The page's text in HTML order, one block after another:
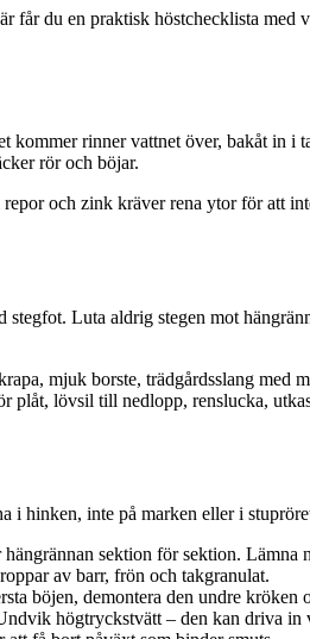
får du en praktisk höstchecklista
rinner vattnet över, bakåt in
rör och böjar.
och zink kräver rena ytor för att
Luta aldrig stegen mot
mjuk borste, trädgårdsslang med
plåt, lövsil till nedlopp, renslucka,
i hinken, inte på marken eller i
sektion för sektion. Lämna
av barr, frön och takgranulat.
böjen, demontera den undre kröken
högtryckstvätt – den kan driva in